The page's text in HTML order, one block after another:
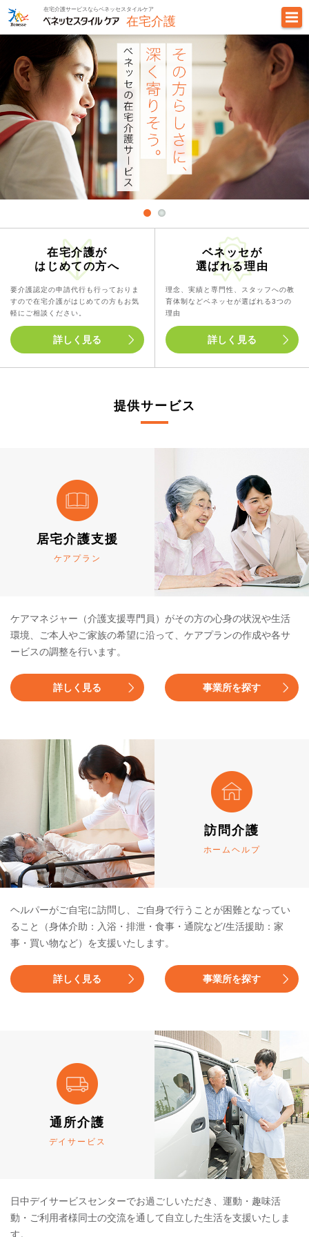
在宅介護サービスならベネッセスタイルケア
在宅介護
在宅介護が
はじめての方へ
要介護認定の申請代行も行っておりま
すので在宅介護がはじめての方もお気
軽にご相談ください。
詳しく見る
ベネッセが
選ばれる理由
理念、実績と専門性、スタッフへの教
育体制 などベネッセが選ばれる3つの
理由
詳しく見る
提供サービス
居宅介護支援
ケアプラン
ケアマネジャー（介護支援専門員）がその方の心身の状況や生活
環境、ご本人やご家族の希望に沿って、ケアプランの作成や各サ
ービスの調整を行います。
詳しく見る 事業所を探す
訪問介護
ホームヘルプ
ヘルパーがご自宅に訪問し、ご自身で行うことが困難となってい
ること（身体介助：入浴・排泄・食事・通院など/生活援助：家
事・買い物など）を支援いたします。
詳しく見る 事業所を探す
通所介護
デイサービス
日中デイサービスセンターでお過ごしいただき、運動・趣味活
動・ご利用者様同士の交流を通して自立した生活を支援いたしま
す。